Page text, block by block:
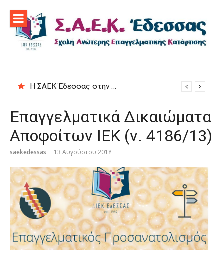
περιεχόμενο
Η ΣΑΕΚ Έδεσσας στην εκδήλωση “Μαγειρεύουμε στις ρίζες μας”
Επαγγελματικά Δικαιώματα
Αποφοίτων ΙΕΚ (ν. 4186/13)
saekedessas 13 Αυγούστου 2018